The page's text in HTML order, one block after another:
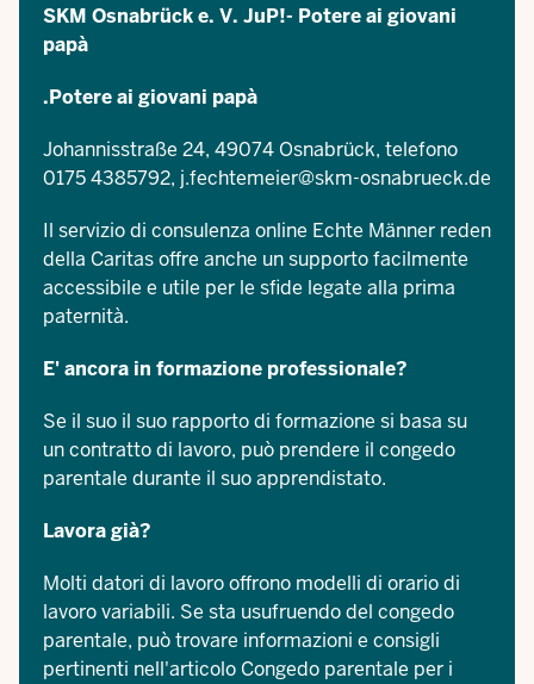
SKM Osnabrück e. V. JuP!- Potere ai giovani
papà
.Potere ai giovani papà
Johannisstraße 24, 49074 Osnabrück, telefono
0175 4385792, j.fechtemeier@skm-osnabrueck.de
Il servizio di consulenza online Echte Männer reden
della Caritas offre anche un supporto facilmente
accessibile e utile per le sfide legate alla prima
paternità.
E' ancora in formazione professionale?
Se il suo il suo rapporto di formazione si basa su
un contratto di lavoro, può prendere il congedo
parentale durante il suo apprendistato.
Lavora già?
Molti datori di lavoro offrono modelli di orario di
lavoro variabili. Se sta usufruendo del congedo
parentale, può trovare informazioni e consigli
pertinenti nell'articolo Congedo parentale per i